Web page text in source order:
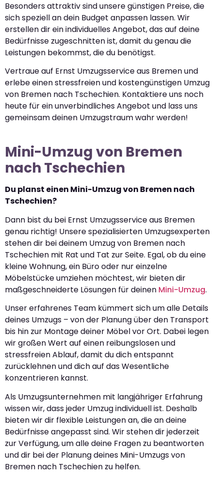
Besonders attraktiv sind unsere günstigen Preise, die
sich speziell an dein Budget anpassen lassen. Wir
erstellen dir ein individuelles Angebot, das auf deine
Bedürfnisse zugeschnitten ist, damit du genau die
Leistungen bekommst, die du benötigst.
Vertraue auf Ernst Umzugsservice aus Bremen und
erlebe einen stressfreien und kostengünstigen Umzug
von Bremen nach Tschechien. Kontaktiere uns noch
heute für ein unverbindliches Angebot und lass uns
gemeinsam deinen Umzugstraum wahr werden!
Mini-Umzug von Bremen
nach Tschechien
Du planst einen Mini-Umzug von Bremen nach
Tschechien?
Dann bist du bei Ernst Umzugsservice aus Bremen
genau richtig! Unsere spezialisierten Umzugsexperten
stehen dir bei deinem Umzug von Bremen nach
Tschechien mit Rat und Tat zur Seite. Egal, ob du eine
kleine Wohnung, ein Büro oder nur einzelne
Möbelstücke umziehen möchtest, wir bieten dir
maßgeschneiderte Lösungen für deinen Mini-Umzug.
Unser erfahrenes Team kümmert sich um alle Details
deines Umzugs – von der Planung über den Transport
bis hin zur Montage deiner Möbel vor Ort. Dabei legen
wir großen Wert auf einen reibungslosen und
stressfreien Ablauf, damit du dich entspannt
zurücklehnen und dich auf das Wesentliche
konzentrieren kannst.
Als Umzugsunternehmen mit langjähriger Erfahrung
wissen wir, dass jeder Umzug individuell ist. Deshalb
bieten wir dir flexible Leistungen an, die an deine
Bedürfnisse angepasst sind. Wir stehen dir jederzeit
zur Verfügung, um alle deine Fragen zu beantworten
und dir bei der Planung deines Mini-Umzugs von
Bremen nach Tschechien zu helfen.